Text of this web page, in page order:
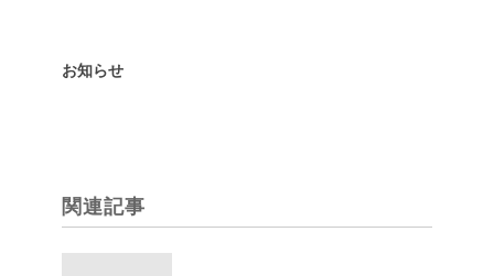
お知らせ
関連記事